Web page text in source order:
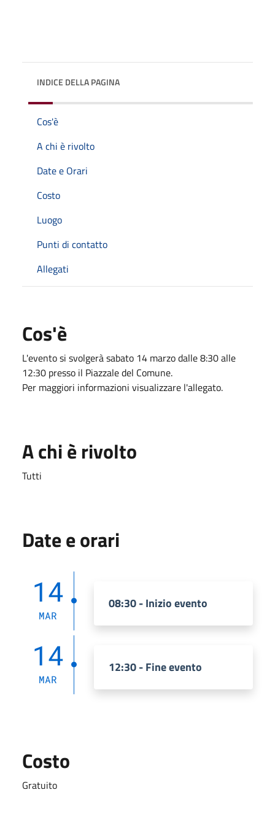
INDICE DELLA PAGINA
Cos'è
A chi è rivolto
Date e Orari
Costo
Luogo
Punti di contatto
Allegati
Cos'è
L'evento si svolgerà sabato 14 marzo dalle 8:30 alle
12:30 presso il Piazzale del Comune.
Per maggiori informazioni visualizzare l'allegato.
A chi è rivolto
Tutti
Date e orari
14
MAR
08:30 - Inizio evento
14
MAR
12:30 - Fine evento
Costo
Gratuito